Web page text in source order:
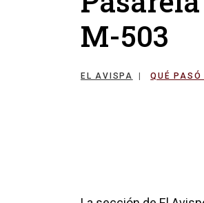
M-503
EL AVISPA QUÉ PASÓ